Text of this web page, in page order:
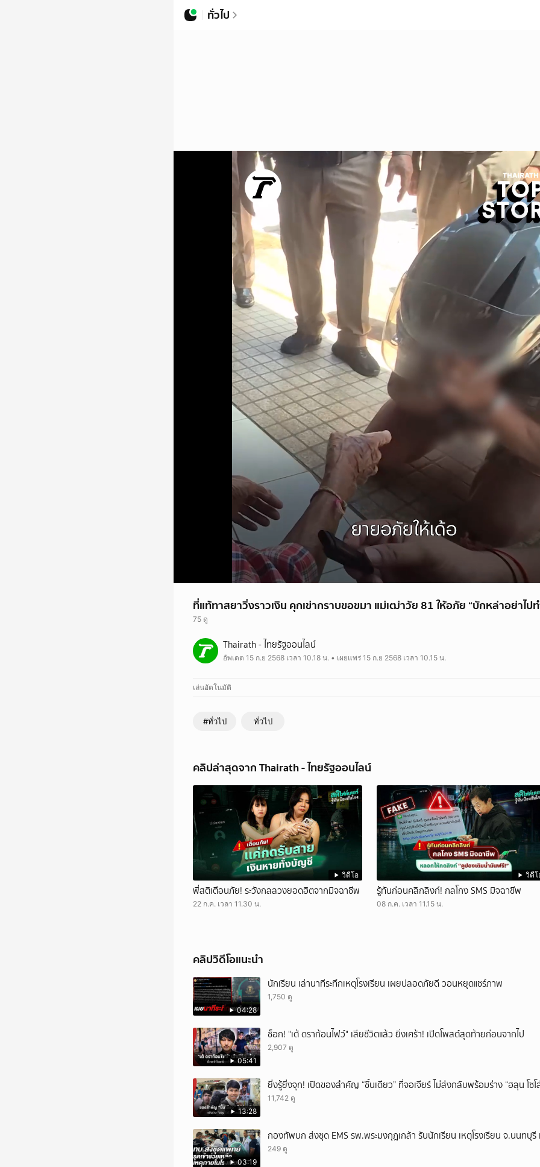
ทั่วไป
ที่แท้ทาสยาวิ่งราวเงิน คุกเข่ากราบขอขมา แม่เฒ่าวัย 81 ให้อภัย “บักหล่าอย่าไป
75 ดู
จากกรณีหนุ่มขโมยเงินยายวัย 81 ปี ที่ต.สามพร้าว อ.เมืองอุดรธานี ที่จอดรถลงมาหยิบเอากระเป๋าเงิน ที่ต
ภายในกระเป๋ามีเงิน 1,200 บาท คนร้ายวิ่งหลบหนีไป จึงร้องให้ชาวบ้านช่วย
ตามข่าวก่อนใครได้ที่
- LINE Official :
Thairath - ไทยรัฐออนไลน์
อัพเดต 15 ก.ย 2568 เวลา 10.18 น. • เผยแพร่ 15 ก.ย 2568 เวลา 10.15 น.
เล่นอัตโนมัติ
#ทั่วไป ทั่วไป
คลิปล่าสุดจาก Thairath - ไทยรัฐออนไลน์
วิดีโอ
พี่สติเตือนภัย! ระวังกลลวงยอดฮิตจากมิจฉาชีพ
22 ก.ค. เวลา 11.30 น.
วิดีโ
รู้ทันก่อนคลิกลิงก์! กลโกง SMS มิจฉาชีพ
08 ก.ค. เวลา 11.15 น.
คลิปวิดีโอแนะนำ
04:28
นักเรียน เล่านาทีระทึกเหตุโรงเรียน เผยปลอดภัยดี วอนหยุดแชร์ภาพ
1,750 ดู
05:41
ช็อก! "เต้ ดราก้อนไฟว์" เสียชีวิตแล้ว ยิ่งเศร้า! เปิดโพสต์สุดท้ายก่อนจากไป
2,907 ดู
13:28
ยิ่งรู้ยิ่งจุก! เปิดของสำคัญ “ชิ้นเดียว” ที่จอเจียร์ ไม่ส่งกลับพร้อมร่าง “ฮลุน โซ
11,742 ดู
03:19
กองทัพบก ส่งชุด EMS รพ.พระมงกุฎเกล้า รับนักเรียน เหตุโรงเรียน จ.นนทบุรี
249 ดู